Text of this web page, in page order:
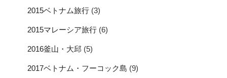
2015ベトナム旅行 (3)
2015マレーシア旅行 (6)
2016釜山・大邱 (5)
2017ベトナム・フーコック島 (9)